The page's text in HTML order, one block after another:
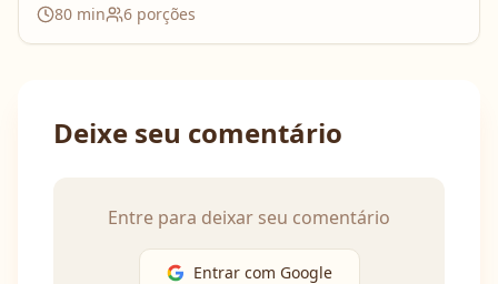
80 min 6 porções
Deixe seu comentário
Entre para deixar seu comentário
Entrar com Google